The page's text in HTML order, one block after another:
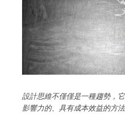
設計思維不僅僅是一種趨勢，
影響力的、具有成本效益的方